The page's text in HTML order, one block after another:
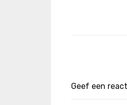
Geef een